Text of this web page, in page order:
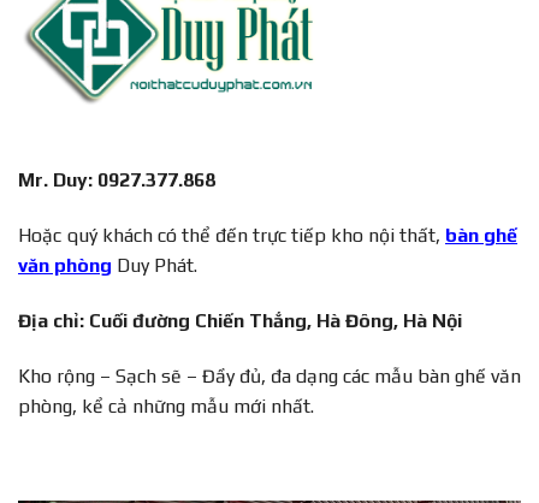
Mr. Duy: 0927.377.868
Hoặc quý khách có thể đến trực tiếp kho nội thất, bàn ghế
văn phòng Duy Phát.
Địa chỉ: Cuối đường Chiến Thắng, Hà Đông, Hà Nội
Kho rộng – Sạch sẽ – Đầy đủ, đa dạng các mẫu bàn ghế văn
phòng, kể cả những mẫu mới nhất.